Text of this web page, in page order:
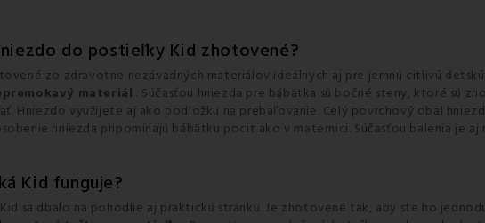
do postieľky Kid zhotovené?
zo zdravotne nezávadných materiálov ideálnych aj pre jemnú citlivú
materiál . Súčasťou hniezda pre bábätka sú bočné steny, ktoré sú
Hniezdo využijete aj ako podložku na prebaľovanie. Celý povrchový obal
hniezda pripomínajú bábätku pocit ako v maternici. Súčasťou balenia je
Kid funguje?
sa dbalo na pohodlie aj praktickú stránku. Je zhotovené tak, aby ste ho